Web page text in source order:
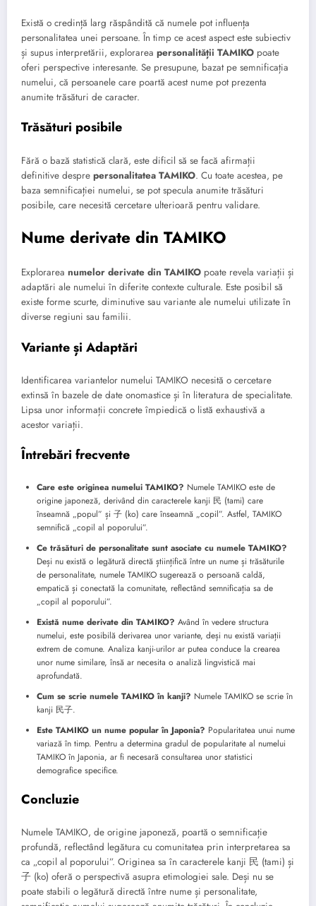
Există o credință larg răspândită că numele pot influența
personalitatea unei persoane. În timp ce acest aspect este subiectiv
și supus interpretării, explorarea personalității TAMIKO poate
oferi perspective interesante. Se presupune, bazat pe semnificația
numelui, că persoanele care poartă acest nume pot prezenta
anumite trăsături de caracter.
Trăsături posibile
Fără o bază statistică clară, este dificil să se facă afirmații
definitive despre personalitatea TAMIKO. Cu toate acestea, pe
baza semnificației numelui, se pot specula anumite trăsături
posibile, care necesită cercetare ulterioară pentru validare.
Nume derivate din TAMIKO
Explorarea numelor derivate din TAMIKO poate revela variații și
adaptări ale numelui în diferite contexte culturale. Este posibil să
existe forme scurte, diminutive sau variante ale numelui utilizate în
diverse regiuni sau familii.
Variante și Adaptări
Identificarea variantelor numelui TAMIKO necesită o cercetare
extinsă în bazele de date onomastice și în literatura de specialitate.
Lipsa unor informații concrete împiedică o listă exhaustivă a
acestor variații.
Întrebări frecvente
Care este originea numelui TAMIKO? Numele TAMIKO este de
origine japoneză, derivând din caracterele kanji 民 (tami) care
înseamnă „popul” și 子 (ko) care înseamnă „copil”. Astfel, TAMIKO
semnifică „copil al poporului”.
Ce trăsături de personalitate sunt asociate cu numele TAMIKO?
Deși nu există o legătură directă științifică între un nume și trăsăturile
de personalitate, numele TAMIKO sugerează o persoană caldă,
empatică și conectată la comunitate, reflectând semnificația sa de
„copil al poporului”.
Există nume derivate din TAMIKO? Având în vedere structura
numelui, este posibilă derivarea unor variante, deși nu există variații
extrem de comune. Analiza kanji-urilor ar putea conduce la crearea
unor nume similare, însă ar necesita o analiză lingvistică mai
aprofundată.
Cum se scrie numele TAMIKO în kanji? Numele TAMIKO se scrie în
kanji 民子.
Este TAMIKO un nume popular în Japonia? Popularitatea unui nume
variază în timp. Pentru a determina gradul de popularitate al numelui
TAMIKO în Japonia, ar fi necesară consultarea unor statistici
demografice specifice.
Concluzie
Numele TAMIKO, de origine japoneză, poartă o semnificație
profundă, reflectând legătura cu comunitatea prin interpretarea sa
ca „copil al poporului”. Originea sa în caracterele kanji 民 (tami) și
子 (ko) oferă o perspectivă asupra etimologiei sale. Deși nu se
poate stabili o legătură directă între nume și personalitate,